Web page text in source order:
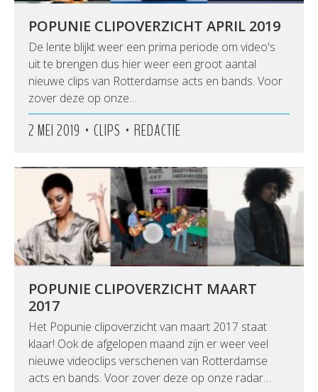
POPUNIE CLIPOVERZICHT APRIL 2019
De lente blijkt weer een prima periode om video's
uit te brengen dus hier weer een groot aantal
nieuwe clips van Rotterdamse acts en bands. Voor
zover deze op onze…
2 MEI 2019 • CLIPS • REDACTIE
POPUNIE CLIPOVERZICHT MAART
2017
Het Popunie clipoverzicht van maart 2017 staat
klaar! Ook de afgelopen maand zijn er weer veel
nieuwe videoclips verschenen van Rotterdamse
acts en bands. Voor zover deze op onze radar…